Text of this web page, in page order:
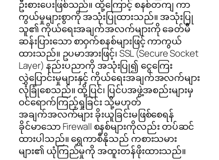
ဦးစားပေးဖြစ်သည်။ ထို့ကြောင့် စနစ်တကျ ကာ
ကွယ်မှုများစွာကို အသုံးပြုထားသည်။ အသုံးပြု
သူ၏ ကိုယ်ရေးအချက်အလက်များကို ခေတ်မီ
ဆန်းပြားသော စာဝှက်စနစ်များဖြင့် ကာကွယ်
ထားသည်။ ဥပမာအားဖြင့်၊ SSL (Secure Socket
Layer) နည်းပညာကို အသုံးပြု၍ ငွေကြေး
လွှဲပြောင်းမှုများနှင့် ကိုယ်ရေးအချက်အလက်များ
လုံခြုံစေသည်။ ထို့ပြင်၊ ပြင်ပအဖွဲ့အစည်းများမှ
ဝင်ရောက်ကြည့်ရှုခြင်း သို့မဟုတ်
အချက်အလက်များ ခိုးယူခြင်းမဖြစ်စေရန်
ခိုင်မာသော Firewall စနစ်များကိုလည်း တပ်ဆင်
ထားပါသည်။ ရွှေကာစီနိုသည် ကစားသမား
များ၏ ယုံကြည်မှုကို အထူးတန်ဖိုးထားသည်။